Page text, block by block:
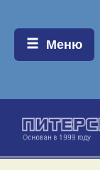
Меню:
Меню